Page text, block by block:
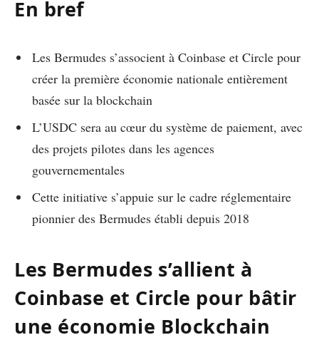
En bref
Les Bermudes s’associent à Coinbase et Circle pour
créer la première économie nationale entièrement
basée sur la blockchain
L’USDC sera au cœur du système de paiement, avec
des projets pilotes dans les agences
gouvernementales
Cette initiative s’appuie sur le cadre réglementaire
pionnier des Bermudes établi depuis 2018
Les Bermudes s’allient à
Coinbase et Circle pour bâtir
une économie Blockchain